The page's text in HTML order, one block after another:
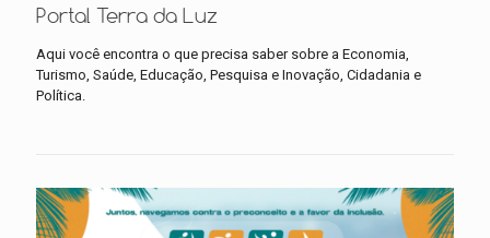
Portal Terra da Luz
Aqui você encontra o que precisa saber sobre a Economia,
Turismo, Saúde, Educação, Pesquisa e Inovação, Cidadania e
Política.